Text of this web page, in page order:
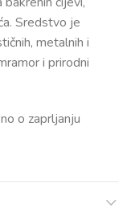
Sredstvo je
metalnih i
i prirodni
o zaprljanju